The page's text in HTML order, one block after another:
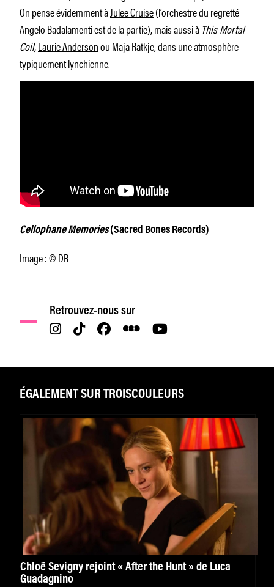
On pense évidemment àJulee Cruise(l’orchestre du regretté
Angelo Badalamenti est de la partie), mais aussi à This Mortal
Coil,Laurie Andersonou Maja Ratkje, dans une atmosphère
typiquement lynchienne.
Cellophane Memories(Sacred Bones Records)
Image : © DR
Retrouvez-nous sur
ÉGALEMENT SUR TROISCOULEURS
Chloë Sevigny rejoint « After the Hunt » de Luca
Guadagnino